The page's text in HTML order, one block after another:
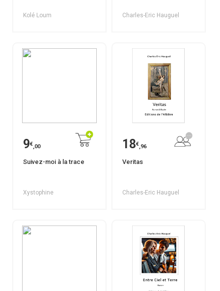
Kolé Loum Charles-Eric Hauguel
9€,00
Suivez-moi à la trace
Xystophine
18€,96
Veritas
Charles-Eric Hauguel